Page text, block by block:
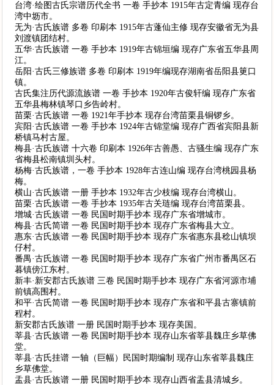
台湾·绘图古氏宗谱历代全书 一卷 手抄本 1915年古定青编 现存台
湾中坜市。
无为·古氏族谱 多卷 印刷本 1915年古蓬仙主修 现存安徽省无为县
刘渡镇团结村。
五华·古氏族谱 一卷 手抄本 1919年古锦垣编 现存广东省五华县周
江。
岳阳·古氏三修族谱 多卷 印刷本 1919年编现存湖南省岳阳县筻口
镇。
古氏集注历代源流族谱 一卷 手抄本 1920年古俊轩编 现存广东省
五华县梅林镇琴口乡告岭村。
苗栗·古氏族谱 一卷 1921年手抄本 现存台湾苗栗县铜锣乡。
宾阳·古氏族谱 一卷 手抄本 1924年古锦堂编 现存广西省宾阳县新
桥镇马村古屋。
梅县·古氏族谱 十六卷 印刷本 1926年古善愚、古骚生编 现存广东
省梅县松南镇圳头村。
杨梅·古氏族谱，一卷 手抄本 1928年古连山编 现存台湾桃园县杨
梅。
横山·古氏族谱 一册 手抄本 1932年古少枝编 现存台湾横山。
苗栗·古氏族谱 一卷 手抄本 1935年古关琏编 现存台湾苗栗县。
增城·古氏族谱 一卷 民国时期手抄本 现存广东省增城市。
梅县·古氏简谱 一卷 民国时期手抄本 现存广东省梅县大立。
惠东·古氏族谱 一卷 民国时期手抄本 现存广东省惠东县稔山镇坝
仔村。
番禺·古氏族谱 一卷 民国时期手抄本 现存广东省广州市番禺区石
暮镇傍江东村。
新丰·新安郡古氏族谱 三卷 民国时期手抄本 现存广东省河源市埔
前镇高围村。
和平·古氏简谱 一卷 民国时期手抄本 现存广东省和平县古寨镇前
程村。
新安郡古氏族谱 一册 民国时期手抄本 现存美国。
莘县·古氏族谱 一卷 民国时期手抄本 现存山东省莘县魏庄乡草佛
堂。
莘县·古氏挂谱 一轴（巨幅）民国时期编制 现存山东省莘县魏庄
乡草佛堂。
盂县·古氏族谱 一册 民国时期手抄本 现存山西省盂县清城乡。